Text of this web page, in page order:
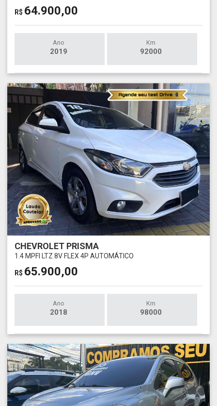
R$ 64.900,00
Ano
2019
Km
92000
CHEVROLET PRISMA
1.4 MPFI LTZ 8V FLEX 4P AUTOMÁTICO
R$ 65.900,00
Ano
2018
Km
98000